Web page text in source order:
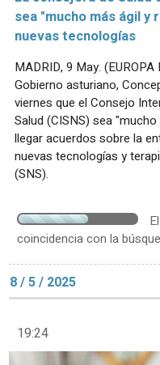
sea "mucho más ágil
nuevas tecnologías
MADRID, 9 May.
Gobierno asturiano,
viernes que el Consejo
Salud (CISNS) sea
llegar acuerdos sobre la
nuevas tecnologías y
(SNS).
coincidencia con la
8 / 5 / 2025
19:24